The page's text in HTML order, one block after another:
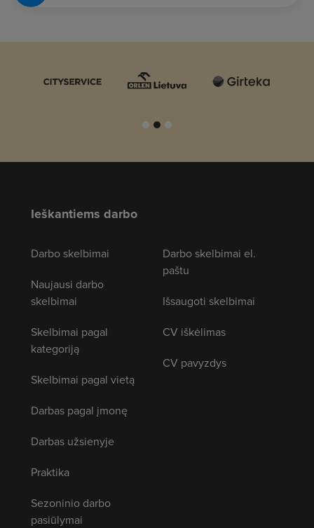
Ieškantiems darbo
Darbo skelbimai
Naujausi darbo
skelbimai
Skelbimai pagal
kategoriją
Skelbimai pagal vietą
Darbas pagal įmonę
Darbas užsienyje
Praktika
Sezoninio darbo
pasiūlymai
Darbo skelbimai el.
paštu
Išsaugoti skelbimai
CV iškėlimas
CV pavyzdys